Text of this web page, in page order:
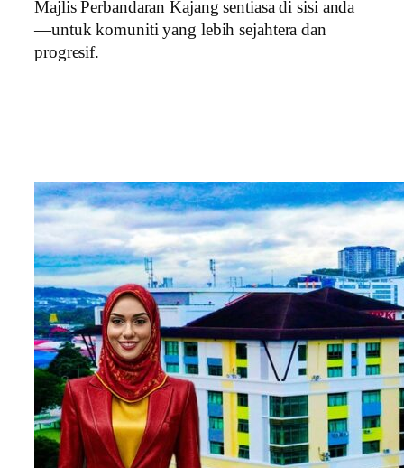
Majlis Perbandaran Kajang sentiasa di sisi anda
—untuk komuniti yang lebih sejahtera dan
progresif.